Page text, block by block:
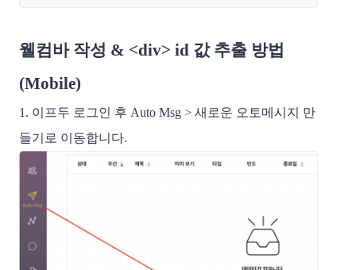
웰컴바 작성 & <div> id 값 추출 방법
(Mobile)
1. 이프두 로그인 후 Auto Msg > 새로운 오토메시지 만
들기로 이동합니다.